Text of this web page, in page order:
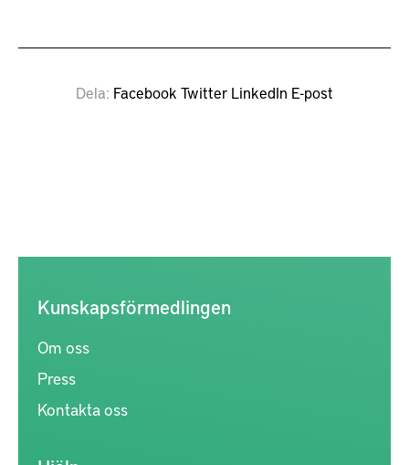
Dela Facebook Twitter LinkedIn E-post
Kunskapsförmedlingen
Om oss
Press
Kontakta oss